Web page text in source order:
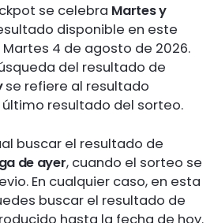
se celebra Martes y
disponible en este
4 de agosto de 2026.
del resultado de
se refiere al resultado
resultado del sorteo.
buscar el resultado de
de ayer, cuando el sorteo se
En cualquier caso, en esta
buscar el resultado de
hasta la fecha de hoy.